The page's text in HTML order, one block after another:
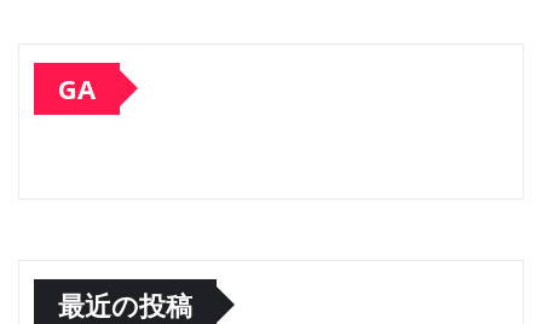
GA
最近の投稿